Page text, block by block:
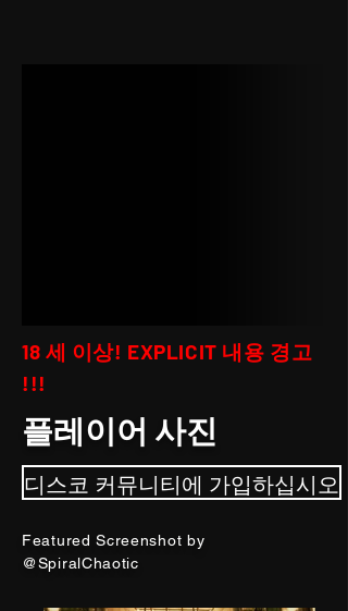
18 세 이상! EXPLICIT 내용 경고
!!!
플레이어 사진
디스코 커뮤니티에 가입하십시오
Featured Screenshot by
@SpiralChaotic